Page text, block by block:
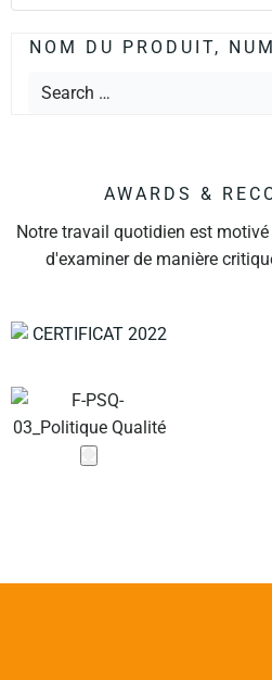
NOM DU PRODUIT,
AWARDS &
Notre travail quotidien est
d'examiner de manière